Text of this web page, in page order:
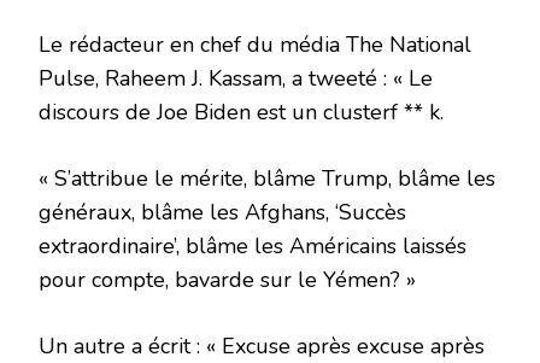
Le rédacteur en chef du média The National
Pulse, Raheem J. Kassam, a tweeté : « Le
discours de Joe Biden est un clusterf ** k.
« S’attribue le mérite, blâme Trump, blâme les
généraux, blâme les Afghans, ‘Succès
extraordinaire’, blâme les Américains laissés
pour compte, bavarde sur le Yémen? »
Un autre a écrit : « Excuse après excuse après